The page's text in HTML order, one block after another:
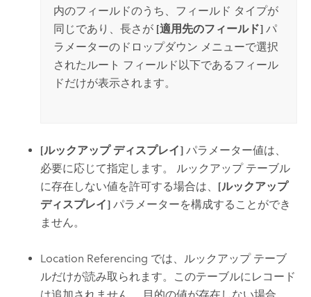
内のフィールドのうち、フィールド タイプが
同じであり、長さが [適用先のフィールド]パ
ラメーターのドロップダウン メニューで選択
されたルート フィールド以下であるフィール
ドだけが表示されます。
[ルックアップ ディスプレイ] パラメーター値は、
必要に応じて指定します。 ルックアップ テーブル
に存在しない値を許可する場合は、 [ルックアップ
ディスプレイ] パラメーターを構成することができ
ません。
Location Referencing では、ルックアップ テーブ
ルだけが読み取られます。このテーブルにレコード